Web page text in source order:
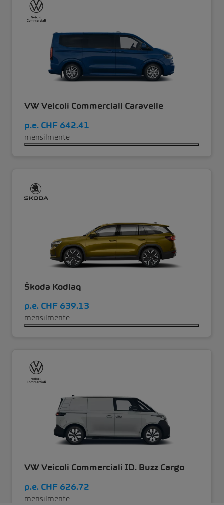
VW Veicoli Commerciali Caravelle
p.e. CHF 642.41
mensilmente
Škoda Kodiaq
p.e. CHF 639.13
mensilmente
VW Veicoli Commerciali ID. Buzz Cargo
p.e. CHF 626.72
mensilmente